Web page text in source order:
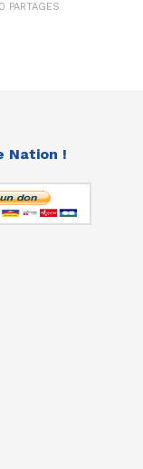
0 PARTAGES
Nation !